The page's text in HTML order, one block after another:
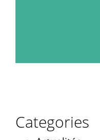
Categories